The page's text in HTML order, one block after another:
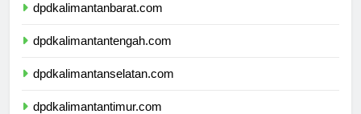
dpdkalimantanbarat.com
dpdkalimantantengah.com
dpdkalimantanselatan.com
dpdkalimantantimur.com